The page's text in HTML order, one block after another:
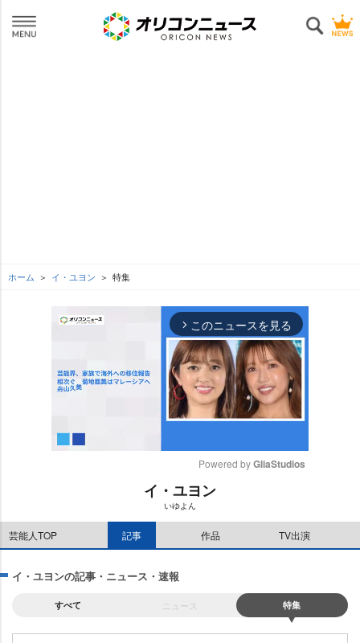
ホーム イ・ユヨン 特集
arrow_forward_ios このニュースを見る
Powered by GliaStudios
イ・ユヨン
いゆよん
芸能人TOP 記事 作品 TV出演
イ・ユヨンの記事・ニュース・速報
すべて ニュース 特集